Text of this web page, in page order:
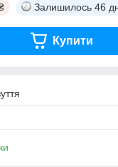
Залишилось 46
Купити